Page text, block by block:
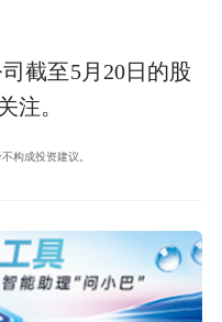
截至5月20日的股
注。
构成投资建议。